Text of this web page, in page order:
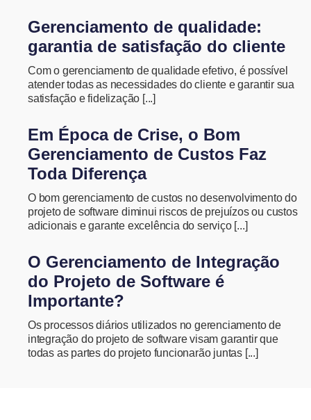
Gerenciamento de qualidade:
garantia de satisfação do cliente
Com o gerenciamento de qualidade efetivo, é possível
atender todas as necessidades do cliente e garantir sua
satisfação e fidelização [...]
Em Época de Crise, o Bom
Gerenciamento de Custos Faz
Toda Diferença
O bom gerenciamento de custos no desenvolvimento do
projeto de software diminui riscos de prejuízos ou custos
adicionais e garante excelência do serviço [...]
O Gerenciamento de Integração
do Projeto de Software é
Importante?
Os processos diários utilizados no gerenciamento de
integração do projeto de software visam garantir que
todas as partes do projeto funcionarão juntas [...]